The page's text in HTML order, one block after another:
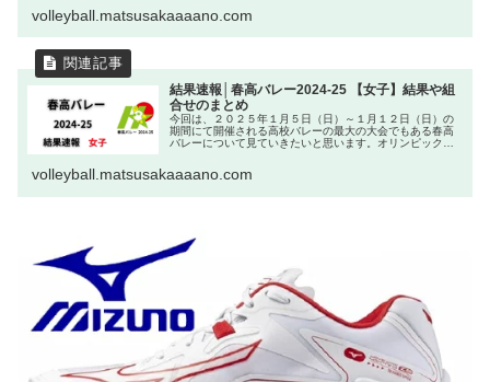
volleyball.matsusakaaaano.com
結果速報│春高バレー2024-25 【女子】結果や組
合せのまとめ
今回は、２０２５年１月５日（日）～１月１２日（日）の
期間にて開催される高校バレーの最大の大会でもある春高
バレーについて見ていきたいと思います。オリンピックで
volleyball.matsusakaaaano.com